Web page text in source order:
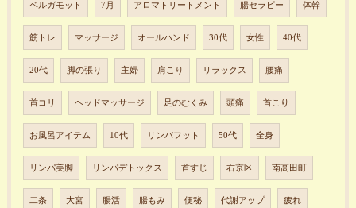
ベルガモット 7月 アロマトリートメント 腸セラピー 体幹
筋トレ マッサージ オールハンド 30代 女性 40代
20代 脚の張り 主婦 肩こり リラックス 腰痛
首コリ ヘッドマッサージ 足のむくみ 頭痛 首こり
お風呂アイテム 10代 リンパフット 50代 全身
リンパ美脚 リンパデトックス 首すじ 右京区 南高田町
二条 大宮 腸活 腸もみ 便秘 代謝アップ 疲れ